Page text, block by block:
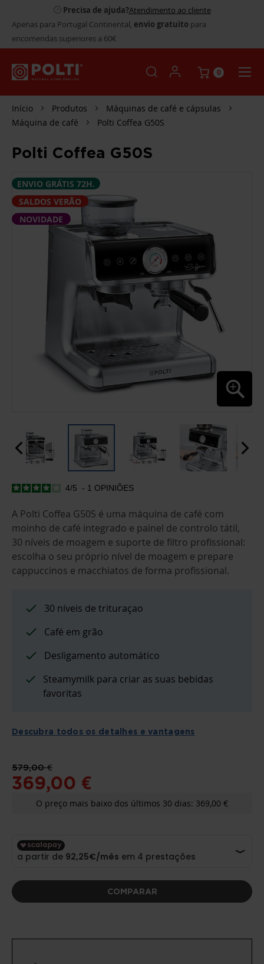
Precisa de ajuda?Atendimento ao cliente
Apenas para Portugal Continental, envio gratuito para
encomendas superiores a 60€
0
Início Produtos
Máquinas de café e cápsulas
Máquina de café
Polti Coffea G50S
Polti Coffea G50S
SALTAR
PARA
O
FINAL
DA
GALERIA
ENVIO GRÁTIS 72H.
SALDOS VERÃO
NOVIDADE
SALTAR
O
INÍCIO
DA
GALERIA
DE
IMAGENS
4/5 - 1 OPINIÕES
A Polti Coffea G50S é uma máquina de café com
moinho de café integrado e painel de controlo tátil,
30 níveis de moagem e suporte de filtro profissional:
escolha o seu próprio nível de moagem e prepare
cappuccinos e macchiatos de forma profissional.
30 níveis de trituraçao
Café em grão
Desligamento automático
Steamymilk para criar as suas bebidas
favoritas
Descubra todos os detalhes e vantagens
369,00 €
579,00 €
O preço mais baixo dos últimos 30 dias: 369,00 €
COMPARAR